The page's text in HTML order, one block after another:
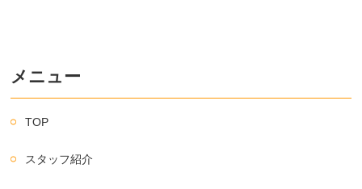
メニュー
TOP
スタッフ紹介